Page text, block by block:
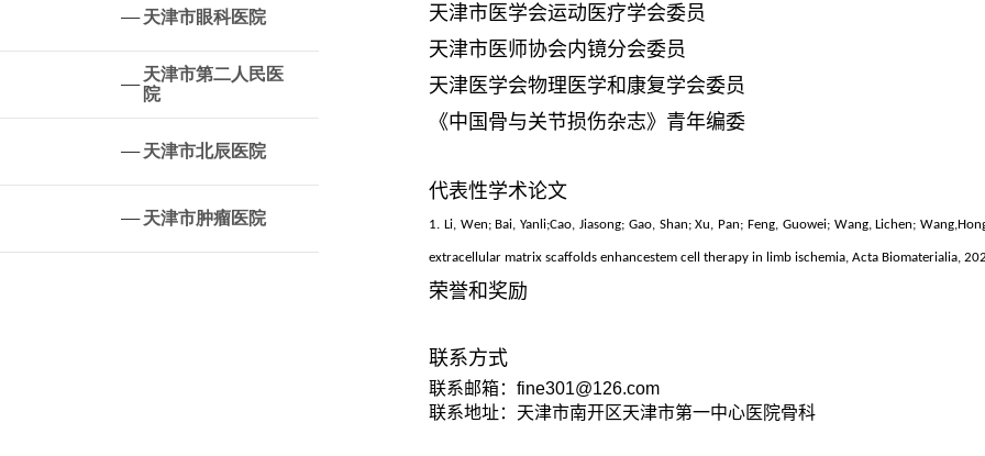
天津市眼科医院
天津市第二人民医
院
天津市北辰医院
天津市肿瘤医院
天津市医学会运动医疗学会委员
天津市医师协会内镜分会委员
天津医学会物理医学和康复学会委员
《中国骨与关节损伤杂志》青年编委
代表性学术论文
1. Li, Wen; Bai, Yanli;Cao, Jiasong; Gao, Shan; Xu, Pan; Feng, Guowei; Wang, Lichen;
extracellular matrix scaffolds enhancestem cell therapy in limb ischemia, Acta Biomaterialia,
荣誉和奖励
联系方式
联系邮箱： fine301@126.com
联系地址：天津市南开区天津市第一中心医院骨科